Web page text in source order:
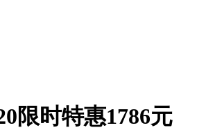
限时特惠1786元